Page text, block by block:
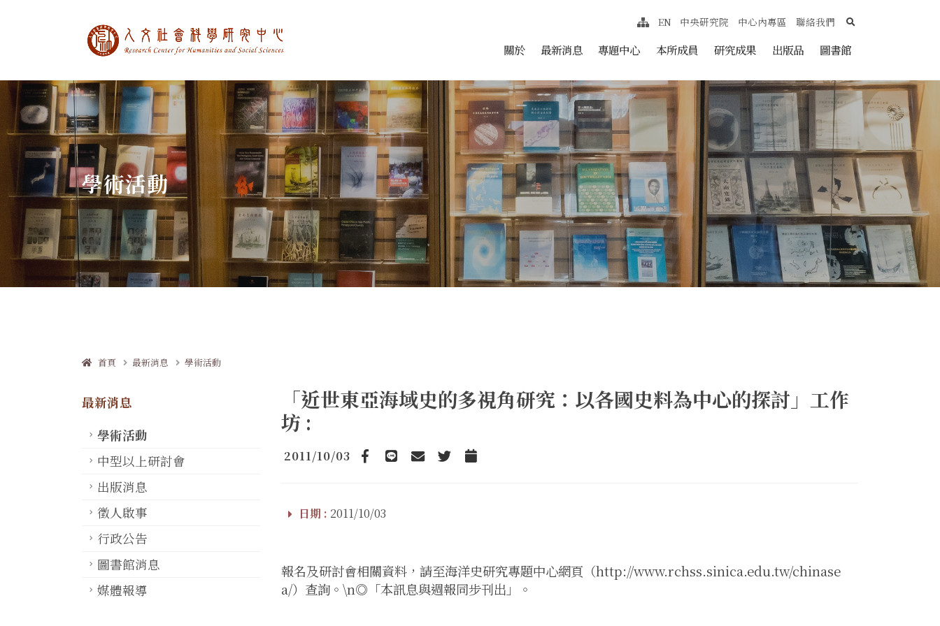
中央研究院人文社會科學研究中心 跳至中央區塊/Main Content
關於 最新消息 專題中心 本所成員 研究成果 出版品 圖書館
網站導覽
EN 中央研究院 中心內專區 聯絡我們 search
學術活動
首頁 最新消息 學術活動
最新消息
學術活動
中型以上研討會
出版消息
徵人啟事
行政公告
圖書館消息
媒體報導
「近世東亞海域史的多視角研究：以各國史料為中心的探討」工作
坊 :
2011/10/03
Facebook
line emailTwitterAdd to Calendar
日期 : 2011/10/03
報名及研討會相關資料，請至海洋史研究專題中心網頁（http://www.rchss.sinica.edu.tw/chinase
a/）查詢。\n◎「本訊息與週報同步刊出」。